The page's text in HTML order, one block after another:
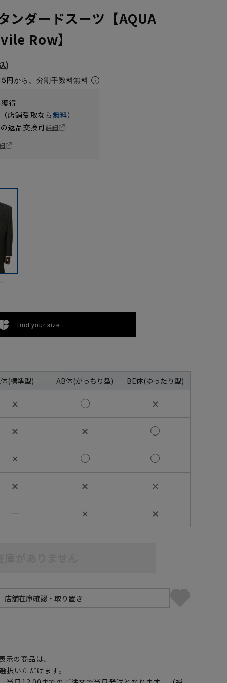
ンダードスーツ【AQUA
Row】
円から。分割手数料無料
得
店舗受取なら無料）
返品交換可詳細
Find your size
(標準型) AB体(がっちり型) BE体(ゆったり型)
✕ ✕
✕ ✕
✕
✕ ✕ ✕
― ✕ ✕
示の商品は、
択いただけます。